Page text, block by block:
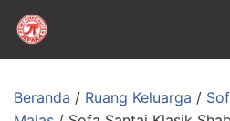
Beranda / Ruang Keluarga /